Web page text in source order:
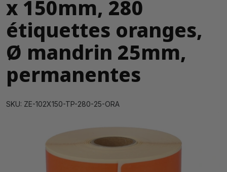
x 150mm, 280
étiquettes oranges,
Ø mandrin 25mm,
permanentes
SKU: ZE-102X150-TP-280-25-ORA